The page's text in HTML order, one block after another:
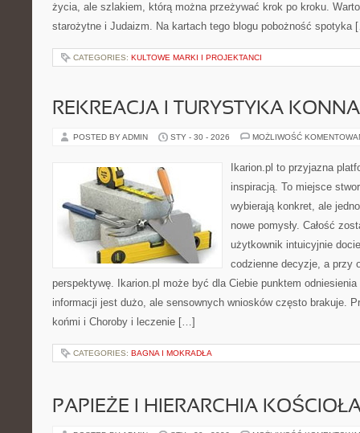
życia, ale szlakiem, którą można przeżywać krok po kroku.
starożytne i Judaizm. Na kartach tego blogu pobożność spotyka
CATEGORIES: KULTOWE MARKI I PROJEKTANCI
REKREACJA I TURYSTYKA KONNA
POSTED BY ADMIN STY - 30 - 2026 MOŻLIWOŚĆ
Ikarion.pl to przyjazna
inspiracją. To miejsce
wybierają konkret, ale
nowe pomysły. Całość
użytkownik intuicyjnie
codzienne decyzje, a przy
perspektywę. Ikarion.pl może być dla Ciebie punktem
informacji jest dużo, ale sensownych wniosków często brakuje.
końmi i Choroby i leczenie […]
CATEGORIES: BAGNA I MOKRADŁA
PAPIEŻE I HIERARCHIA